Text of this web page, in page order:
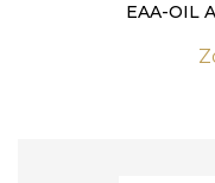
EAA-OIL